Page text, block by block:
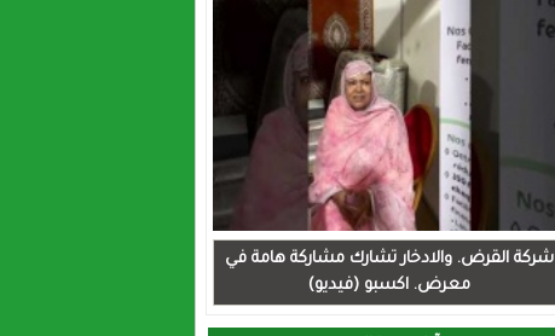
شركة القرض. والادخار تشارك مشاركة هامة في
معرض. اكسبو (فيديو)